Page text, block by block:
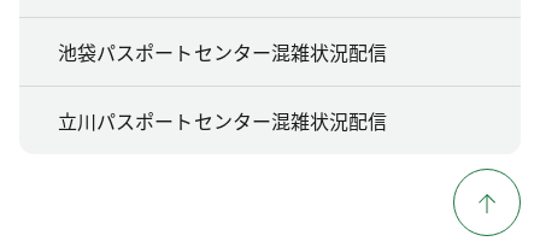
池袋パスポートセンター混雑状況配信
立川パスポートセンター混雑状況配信